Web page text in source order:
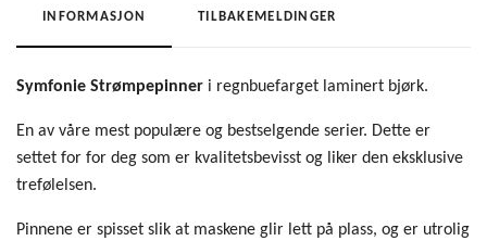
INFORMASJON TILBAKEMELDINGER
Symfonie Strømpepinner i regnbuefarget laminert bjørk.
En av våre mest populære og bestselgende serier. Dette er
settet for for deg som er kvalitetsbevisst og liker den eksklusive
trefølelsen.
Pinnene er spisset slik at maskene glir lett på plass, og er utrolig